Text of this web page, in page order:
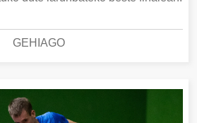
GEHIAGO